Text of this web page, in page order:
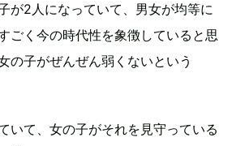
が2人になっていて、男女が均等に
ごく今の時代性を象徴していると思
の子がぜんぜん弱くないという
いて、女の子がそれを見守っている